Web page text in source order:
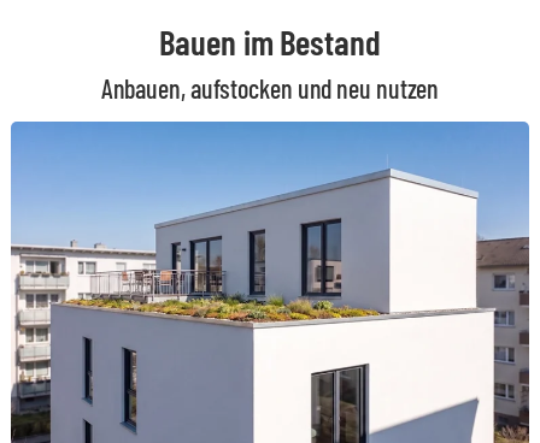
Bauen im Bestand
Anbauen, aufstocken und neu nutzen